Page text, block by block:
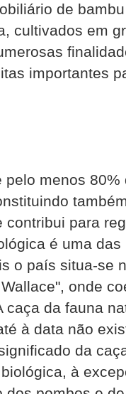
de
cultivados em
importantes
menos
para
é uma
o país situa-se
onde
caça da fauna
à data não
da
à